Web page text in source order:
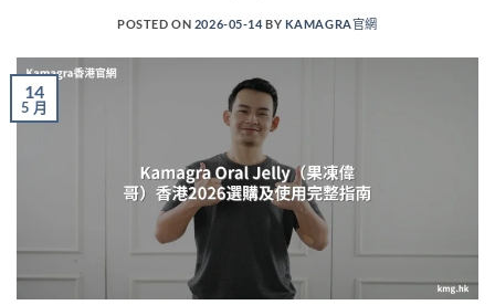
POSTED ON 2026-05-14BY KAMAGRA官網
14
5 月